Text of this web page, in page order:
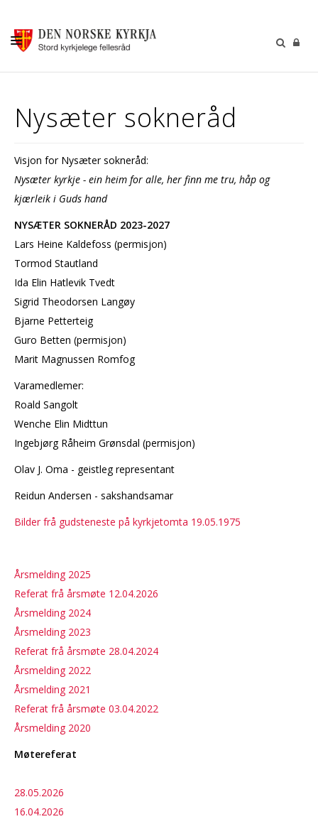
GUDSTENESTER
BARN OG UNGDOM
SOKNERÅDA
INFORMASJON
GI EI GÅVE
Nysæter sokneråd
Visjon for Nysæter sokneråd:
Nysæter kyrkje - ein heim for alle, her finn me tru, håp og
kjærleik i Guds hand
NYSÆTER SOKNERÅD 2023-2027
Lars Heine Kaldefoss (permisjon)
Tormod Stautland
Ida Elin Hatlevik Tvedt
Sigrid Theodorsen Langøy
Bjarne Petterteig
Guro Betten (permisjon)
Marit Magnussen Romfog
Varamedlemer:
Roald Sangolt
Wenche Elin Midttun
Ingebjørg Råheim Grønsdal (permisjon)
Olav J. Oma - geistleg representant
Reidun Andersen - sakshandsamar
Bilder frå gudsteneste på kyrkjetomta 19.05.1975
Årsmelding 2025
Referat frå årsmøte 12.04.2026
Årsmelding 2024
Årsmelding 2023
Referat frå årsmøte 28.04.2024
Årsmelding 2022
Årsmelding 2021
Referat frå årsmøte 03.04.2022
Årsmelding 2020
Møtereferat
28.05.2026
16.04.2026